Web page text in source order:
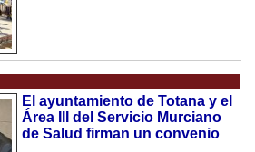
El ayuntamiento de Totana y el
Área III del Servicio Murciano
de Salud firman un convenio